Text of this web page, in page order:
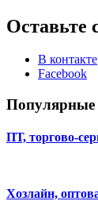
Оставьте
В контакте
Facebook
ПТ, торгово-
Хозлайн,